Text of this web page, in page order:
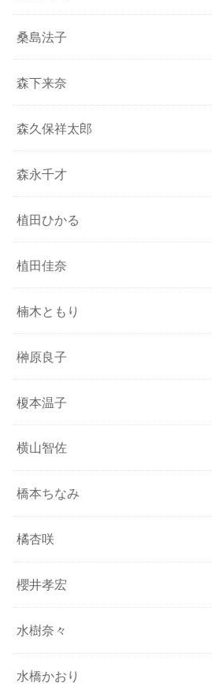
桑島法子
森下来奈
森久保祥太郎
森永千才
植田ひかる
植田佳奈
楠木ともり
榊原良子
榎本温子
横山智佐
橋本ちなみ
橘杏咲
櫻井孝宏
水樹奈々
水橋かおり